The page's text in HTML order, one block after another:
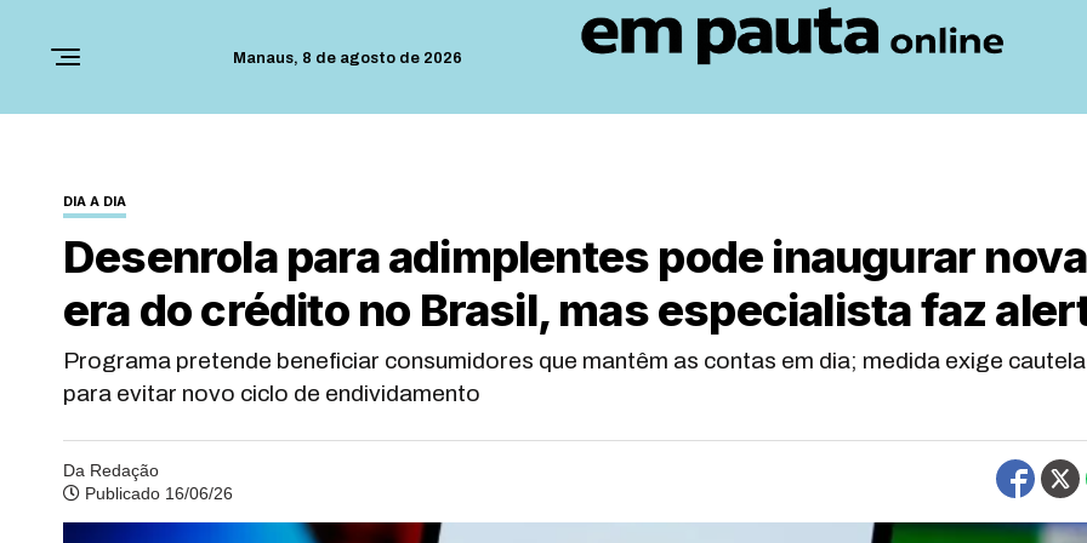
Manaus, 8 de agosto de 2026
DIA A DIA
Desenrola para adimplentes pode inaugurar nova
era do crédito no Brasil, mas especialista faz
Programa pretende beneficiar consumidores que mantêm as contas em dia; medida exige cautela
para evitar novo ciclo de endividamento
Da Redação
Publicado 16/06/26